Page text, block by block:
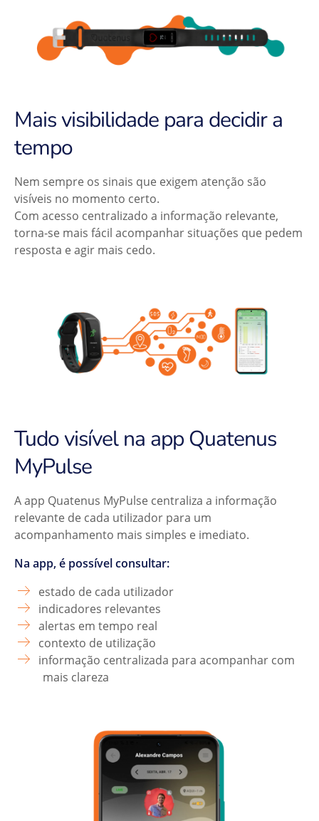
Mais visibilidade para decidir a
tempo
Nem sempre os sinais que exigem atenção são
visíveis no momento certo.
Com acesso centralizado a informação relevante,
torna-se mais fácil acompanhar situações que pedem
resposta e agir mais cedo.
Tudo visível na app Quatenus
MyPulse
A app Quatenus MyPulse centraliza a informação
relevante de cada utilizador para um
acompanhamento mais simples e imediato.
Na app, é possível consultar:
estado de cada utilizador
indicadores relevantes
alertas em tempo real
contexto de utilização
informação centralizada para acompanhar com
mais clareza